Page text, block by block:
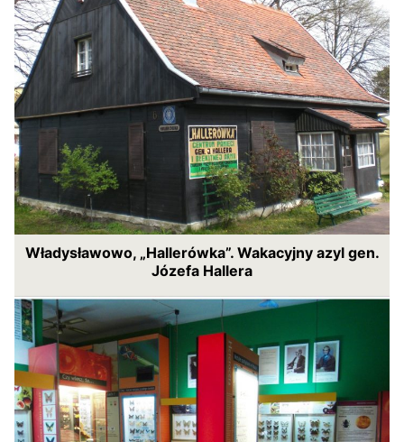
Władysławowo, „Hallerówka”. Wakacyjny azyl gen.
Józefa Hallera